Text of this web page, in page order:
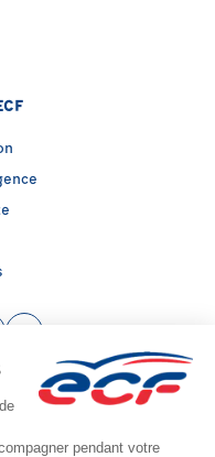
fenêtre)
(nouvelle fenêtre)
(nouvelle fenêtre)
YouTube (nouvelle
- Capital social: 2500000€
FR 52 312379266
Dorés, LA CRECHE (79260) -